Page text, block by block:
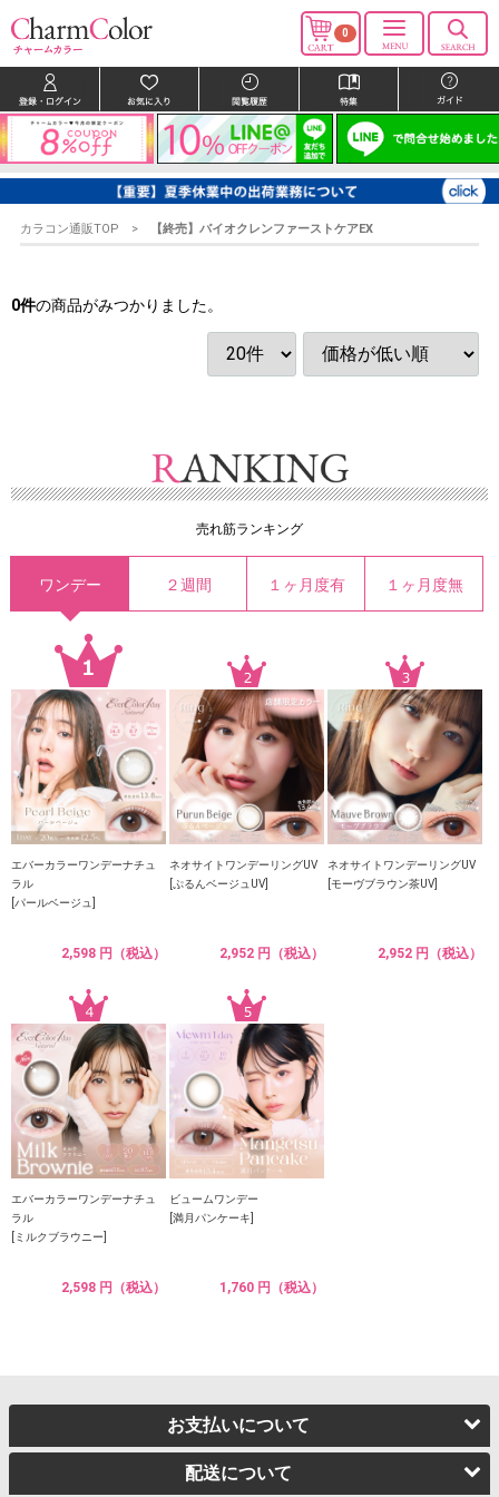
0
カラコン通販TOP 【終売】バイオクレンファーストケアEX
0件の商品がみつかりました。
売れ筋ランキング
ワンデー ２週間 １ヶ月度有 １ヶ月度無
エバーカラーワンデーナチュ
ラル
[パールベージュ]
2,598 円（税込）
ネオサイトワンデーリングUV
[ぷるんベージュUV]
2,952 円（税込）
ネオサイトワンデーリングUV
[モーヴブラウン茶UV]
2,952 円（税込）
エバーカラーワンデーナチュ
ラル
[ミルクブラウニー]
2,598 円（税込）
ビュームワンデー
[満月パンケーキ]
1,760 円（税込）
お支払いについて
配送について